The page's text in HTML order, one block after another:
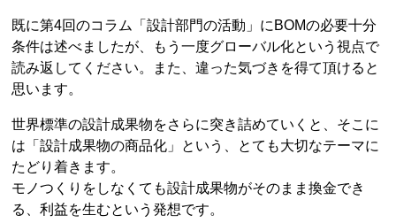
既に第4回のコラム「設計部門の活動」にBOMの必要十分
条件は述べましたが、もう一度グローバル化という視点で
読み返してください。また、違った気づきを得て頂けると
思います。
世界標準の設計成果物をさらに突き詰めていくと、そこに
は「設計成果物の商品化」という、とても大切なテーマに
たどり着きます。
モノつくりをしなくても設計成果物がそのまま換金でき
る、利益を生むという発想です。